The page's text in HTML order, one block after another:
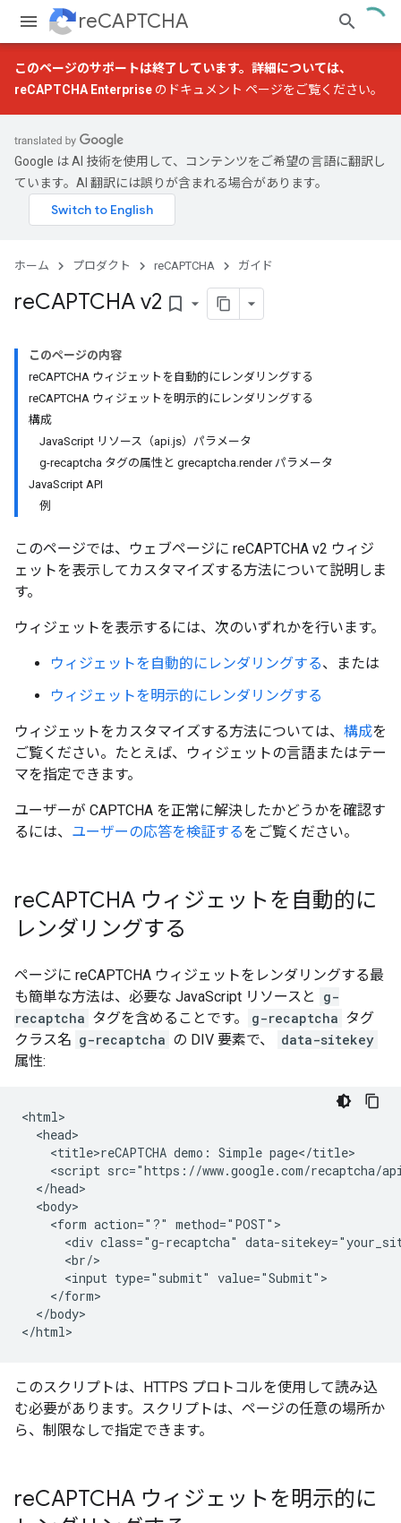
reCAPTCHA
このページのサポートは終了しています。詳細については、
reCAPTCHA Enterprise のドキュメント ページをご覧ください。
Google は AI 技術を使用して、コンテンツをご希望の言語に翻訳し
ています。AI 翻訳には誤りが含まれる場合があります。
ホーム プロダクト reCAPTCHA ガイド
reCAPTCHA v2 bookmark_border
このページの内容
reCAPTCHA ウィジェットを自動的にレンダリングする
reCAPTCHA ウィジェットを明示的にレンダリングする
構成
JavaScript リソース（api.js）パラメータ
g-recaptcha タグの属性と grecaptcha.render パラメータ
JavaScript API
例
このページでは、ウェブページに reCAPTCHA v2 ウィジ
ェットを表示してカスタマイズする方法について説明しま
す。
ウィジェットを表示するには、次のいずれかを行います。
ウィジェットを自動的にレンダリングする、または
ウィジェットを明示的にレンダリングする
ウィジェットをカスタマイズする方法については、 構成を
ご覧ください。たとえば、ウィジェットの言語またはテー
マを指定できます。
ユーザーが CAPTCHA を正常に解決したかどうかを確認す
るには、 ユーザーの応答を検証するをご覧ください。
reCAPTCHA ウィジェットを自動的に
レンダリングする
ページに reCAPTCHA ウィジェットをレンダリングする最
も簡単な方法は、必要な JavaScript リソースと
g-
recaptcha タグを含めることです。 g-recaptcha タグ
クラス名 g-recaptcha の DIV 要素で、
data-sitekey
属性:
<html>
  <head>
    <title>reCAPTCHA demo: Simple page</title>
<script src="https://www.google.com/recaptcha/
  </head>
  <body>
    <form action="?" method="POST">
<div class="g-recaptcha" data-
      <br/>
      <input type="submit" value="Submit">
    </form>
  </body>
このスクリプトは、HTTPS プロトコルを使用して読み込
む必要があります。スクリプトは、ページの任意の場所か
ら、制限なしで指定できます。
reCAPTCHA ウィジェットを明示的に